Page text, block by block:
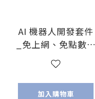
AI 機器人開發套件
_免上網、免點數、
開機即見效 讓您
【班班有AI 生生有
成果】
加入購物車